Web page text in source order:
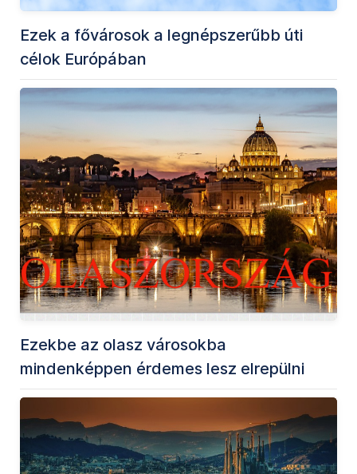
Ezek a fővárosok a legnépszerűbb úti
célok Európában
Ezekbe az olasz városokba
mindenképpen érdemes lesz elrepülni